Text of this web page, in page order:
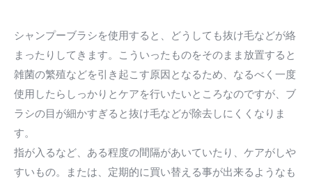
シャンプーブラシを使用すると、どうしても抜け毛などが絡
まったりしてきます。こういったものをそのまま放置すると
雑菌の繁殖などを引き起こす原因となるため、なるべく一度
使用したらしっかりとケアを行いたいところなのですが、ブ
ラシの目が細かすぎると抜け毛などが除去しにくくなりま
す。
指が入るなど、ある程度の間隔があいていたり、ケアがしや
すいもの。または、定期的に買い替える事が出来るようなも